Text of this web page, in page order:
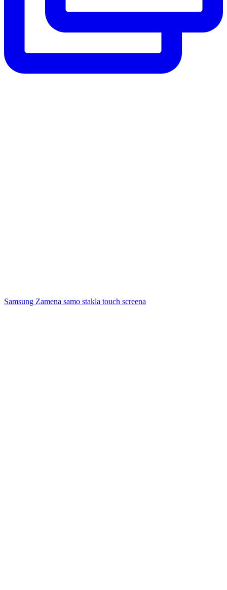
Samsung Zamena samo stakla touch screena